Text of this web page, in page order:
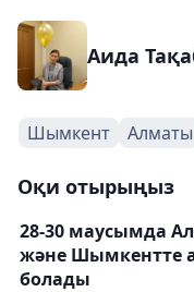
Аида
Шымкент Алматы
Оқи отырыңыз
28-30 маусымда
және Шымкентте
болады